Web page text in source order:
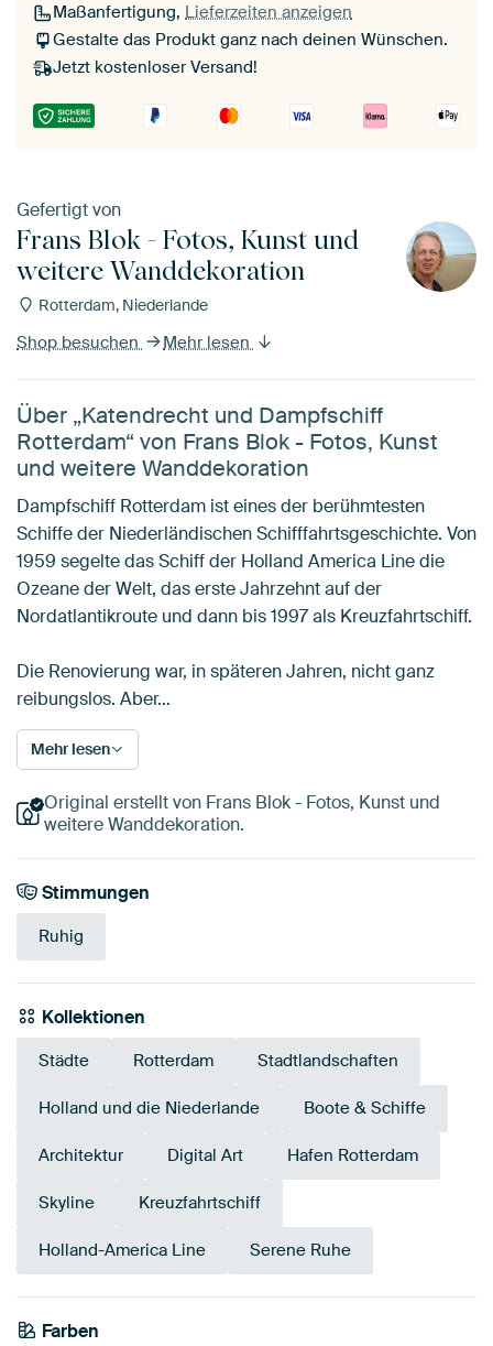
Maßanfertigung, Lieferzeiten anzeigen
Gestalte das Produkt ganz nach deinen Wünschen.
Jetzt kostenloser Versand!
Gefertigt von
Frans Blok - Fotos, Kunst und
weitere Wanddekoration
Rotterdam, Niederlande
Shop besuchen Mehr lesen
Über „Katendrecht und Dampfschiff
Rotterdam“ von Frans Blok - Fotos, Kunst
und weitere Wanddekoration
Dampfschiff Rotterdam ist eines der berühmtesten
Schiffe der Niederländischen Schifffahrtsgeschichte. Von
1959 segelte das Schiff der Holland America Line die
Ozeane der Welt, das erste Jahrzehnt auf der
Nordatlantikroute und dann bis 1997 als Kreuzfahrtschiff.
Die Renovierung war, in späteren Jahren, nicht ganz
reibungslos. Aber…
Mehr lesen
Original erstellt von Frans Blok - Fotos, Kunst und
weitere Wanddekoration.
Stimmungen
Ruhig
Kollektionen
Städte Rotterdam Stadtlandschaften
Holland und die Niederlande Boote & Schiffe
Architektur Digital Art Hafen Rotterdam
Skyline Kreuzfahrtschiff
Holland-America Line Serene Ruhe
Farben
Teal
Salbeigrün